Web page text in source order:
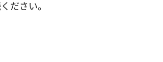
ださい。